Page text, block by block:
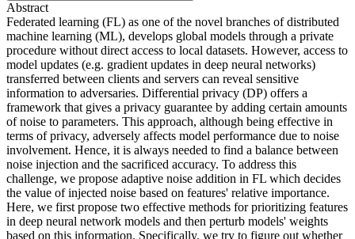
Abstract
Federated learning (FL) as one of the novel branches of distributed
machine learning (ML), develops global models through a private
procedure without direct access to local datasets. However, access to
model updates (e.g. gradient updates in deep neural networks)
transferred between clients and servers can reveal sensitive
information to adversaries. Differential privacy (DP) offers a
framework that gives a privacy guarantee by adding certain amounts
of noise to parameters. This approach, although being effective in
terms of privacy, adversely affects model performance due to noise
involvement. Hence, it is always needed to find a balance between
noise injection and the sacrificed accuracy. To address this
challenge, we propose adaptive noise addition in FL which decides
the value of injected noise based on features' relative importance.
Here, we first propose two effective methods for prioritizing features
in deep neural network models and then perturb models' weights
based on this information. Specifically, we try to figure out whether